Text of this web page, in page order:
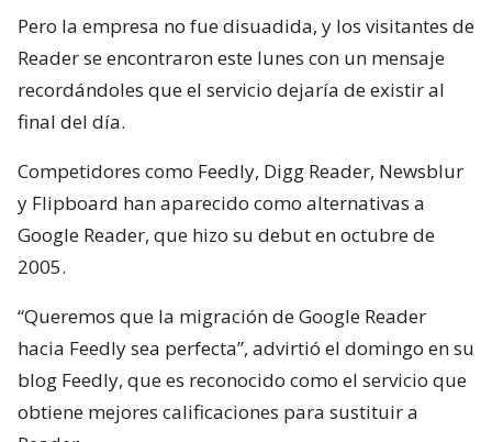
Pero la empresa no fue disuadida, y los visitantes de
Reader se encontraron este lunes con un mensaje
recordándoles que el servicio dejaría de existir al
final del día.
Competidores como Feedly, Digg Reader, Newsblur
y Flipboard han aparecido como alternativas a
Google Reader, que hizo su debut en octubre de
2005.
“Queremos que la migración de Google Reader
hacia Feedly sea perfecta”, advirtió el domingo en su
blog Feedly, que es reconocido como el servicio que
obtiene mejores calificaciones para sustituir a